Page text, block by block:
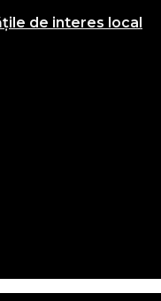
de interes local